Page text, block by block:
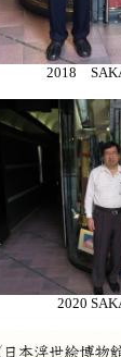
2018
2020